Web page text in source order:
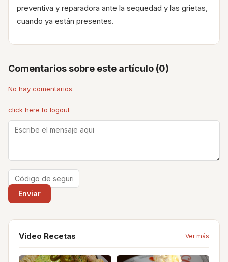
preventiva y reparadora ante la sequedad y las grietas,
cuando ya están presentes.
Comentarios sobre este artículo (0)
No hay comentarios
click here to logout
Video Recetas Ver más